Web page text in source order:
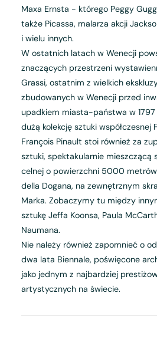
Maxa Ernsta - którego Peggy
także Picassa, malarza akcji
i wielu innych.
W ostatnich latach w Wenecji
znaczących przestrzeni
Grassi, ostatnim z wielkich
zbudowanych w Wenecji przed
upadkiem miasta-państwa w
dużą kolekcję sztuki współczesnej
François Pinault stoi również za
sztuki, spektakularnie mieszczącą
celnej o powierzchni 5000
della Dogana, na zewnętrznym
Marka. Zobaczymy tu między
sztukę Jeffa Koonsa, Paula
Naumana.
Nie należy również zapomnieć o
dwa lata Biennale, poświęcone
jako jednym z najbardziej
artystycznych na świecie.